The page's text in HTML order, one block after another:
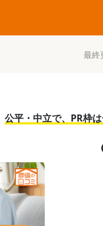
最終
公平・中立で、PR枠